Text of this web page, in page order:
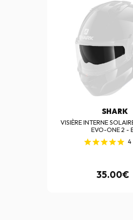
SHARK
VISIÈRE INTERNE
EVO-ONE 2 -
4
35.00€